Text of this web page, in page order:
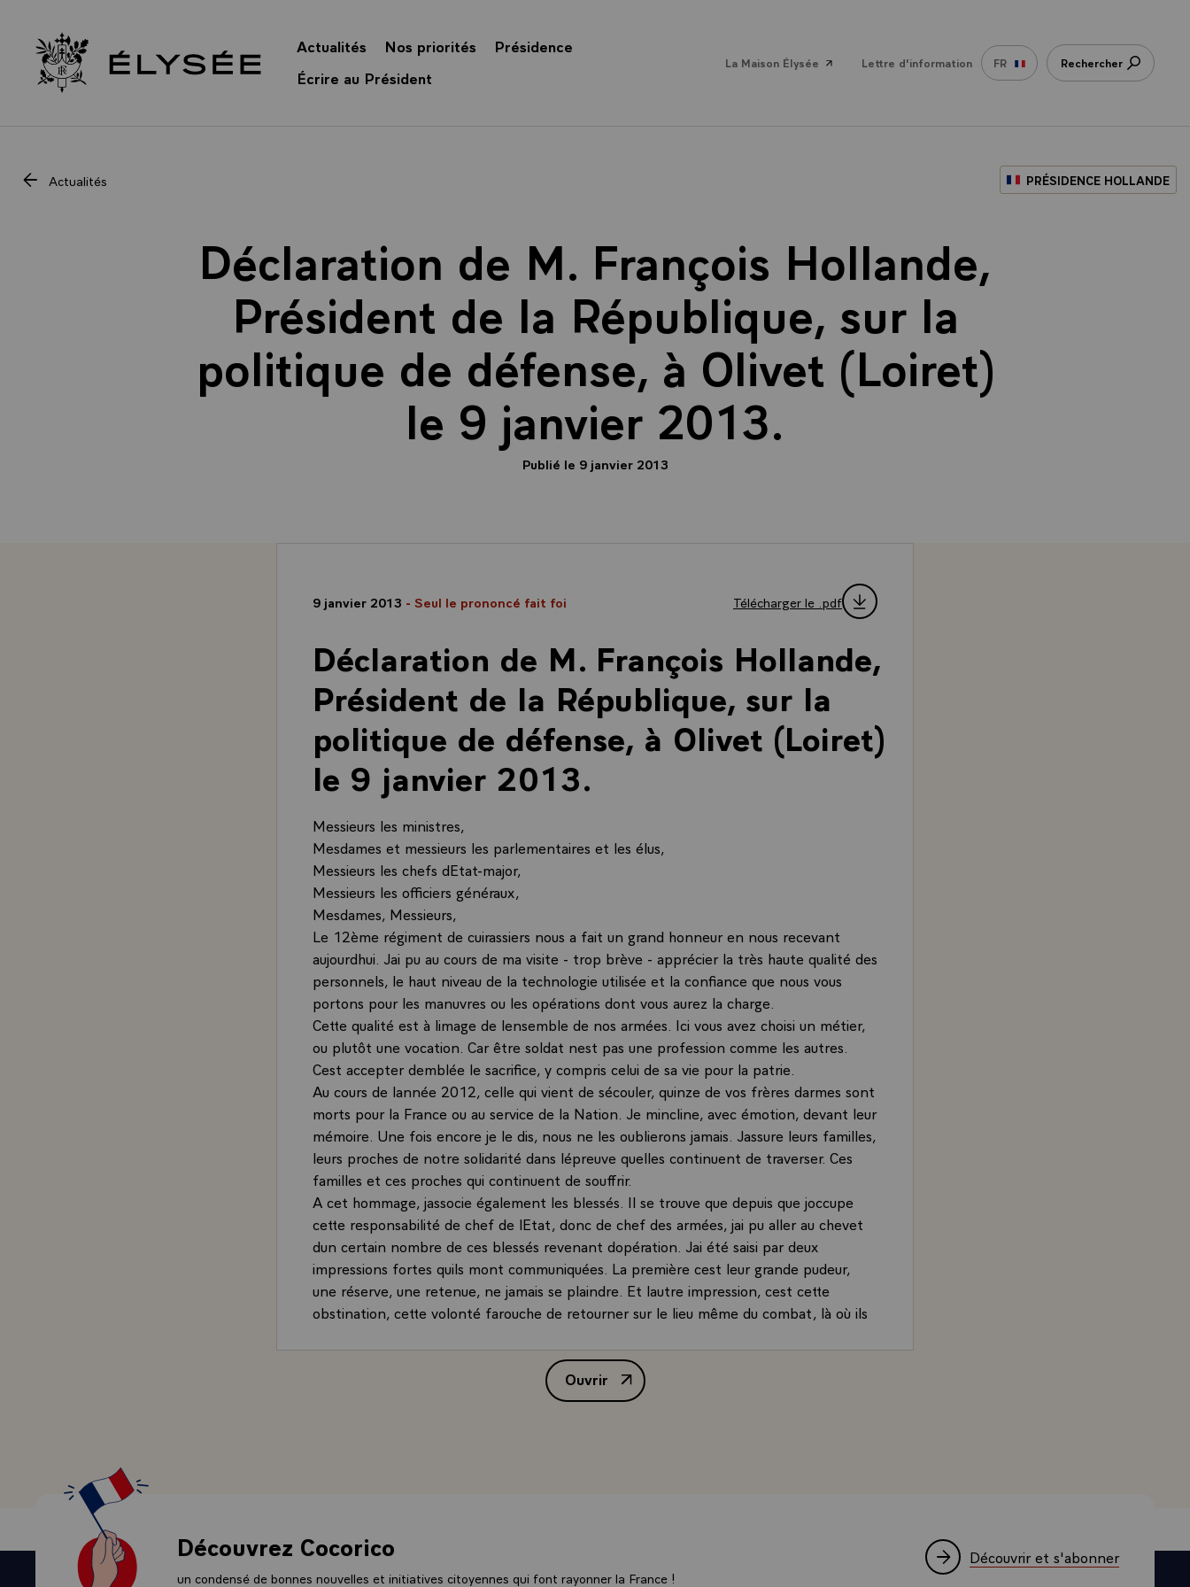
Retour à l’accueil Élysée
Actualités Nos priorités
Présidence
Écrire au Président
La Maison Élysée Lettre d'information FR Rechercher
Actualités PRÉSIDENCE HOLLANDE
Déclaration de M. François Hollande,
Président de la République, sur la
politique de défense, à Olivet (Loiret)
le 9 janvier 2013.
Publié le 9 janvier 2013
9 janvier 2013 - Seul le prononcé fait foi Télécharger le .pdf
Déclaration de M. François Hollande,
Président de la République, sur la
politique de défense, à Olivet (Loiret)
le 9 janvier 2013.
Messieurs les ministres,
Mesdames et messieurs les parlementaires et les élus,
Messieurs les chefs dEtat-major,
Messieurs les officiers généraux,
Mesdames, Messieurs,
Le 12ème régiment de cuirassiers nous a fait un grand honneur en nous recevant
aujourdhui. Jai pu au cours de ma visite - trop brève - apprécier la très haute qualité des
personnels, le haut niveau de la technologie utilisée et la confiance que nous vous
portons pour les manuvres ou les opérations dont vous aurez la charge.
Cette qualité est à limage de lensemble de nos armées. Ici vous avez choisi un métier,
ou plutôt une vocation. Car être soldat nest pas une profession comme les autres.
Cest accepter demblée le sacrifice, y compris celui de sa vie pour la patrie.
Au cours de lannée 2012, celle qui vient de sécouler, quinze de vos frères darmes sont
morts pour la France ou au service de la Nation. Je mincline, avec émotion, devant leur
mémoire. Une fois encore je le dis, nous ne les oublierons jamais. Jassure leurs familles,
leurs proches de notre solidarité dans lépreuve quelles continuent de traverser. Ces
familles et ces proches qui continuent de souffrir.
A cet hommage, jassocie également les blessés. Il se trouve que depuis que joccupe
cette responsabilité de chef de lEtat, donc de chef des armées, jai pu aller au chevet
dun certain nombre de ces blessés revenant dopération. Jai été saisi par deux
impressions fortes quils mont communiquées. La première cest leur grande pudeur,
une réserve, une retenue, ne jamais se plaindre. Et lautre impression, cest cette
obstination, cette volonté farouche de retourner sur le lieu même du combat, là où ils
étaient toujours et encore des soldats.
En ce début dannée je viens présenter mes vux, mais je viens surtout évoquer le rôle
majeur joué par nos armées sur les terrains où vous êtes engagés au nom de la France.
de 1500 soldats, sous-officiers et officiers. Au milieu de lannée prochaine - au mois de
juin - à peine 500 seront affectés dans des tâches que nous avons voulues être en
Ouvrir
Déclaration de M. François Hollande, Président de la République, sur la politique de
Découvrez Cocorico
un condensé de bonnes nouvelles et initiatives citoyennes qui font rayonner la France !
Découvrir et s'abonner